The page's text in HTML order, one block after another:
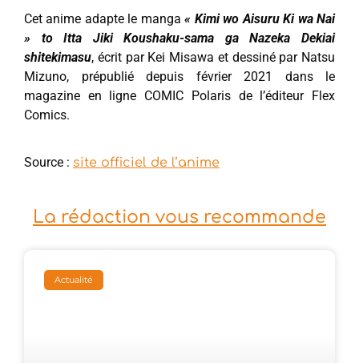
Cet anime adapte le manga« Kimi wo Aisuru Ki wa Nai
» to Itta Jiki Koushaku-sama ga Nazeka Dekiai
shitekimasu, écrit par Kei Misawa et dessiné par Natsu
Mizuno, prépublié depuis février 2021 dans le
magazine en ligne COMIC Polaris de l’éditeur Flex
Comics.
Source : site officiel de l’anime
La rédaction vous recommande
Actualité